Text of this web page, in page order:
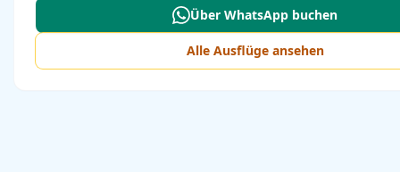
Über WhatsApp buchen
Alle Ausflüge ansehen